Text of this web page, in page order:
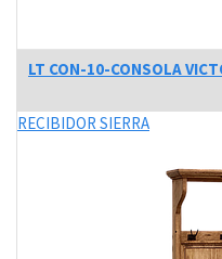
LT CON-10-CONSOLA
RECIBIDOR SIERRA